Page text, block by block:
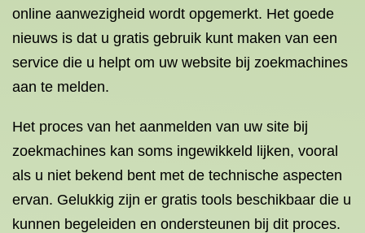
online aanwezigheid wordt opgemerkt. Het goede
nieuws is dat u gratis gebruik kunt maken van een
service die u helpt om uw website bij zoekmachines
aan te melden.
Het proces van het aanmelden van uw site bij
zoekmachines kan soms ingewikkeld lijken, vooral
als u niet bekend bent met de technische aspecten
ervan. Gelukkig zijn er gratis tools beschikbaar die u
kunnen begeleiden en ondersteunen bij dit proces.